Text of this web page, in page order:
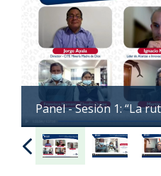
Panel - Sesión 1: “La